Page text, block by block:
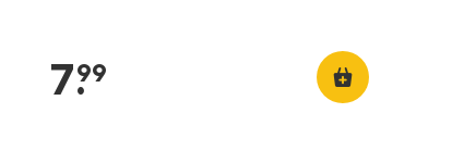
7.
99